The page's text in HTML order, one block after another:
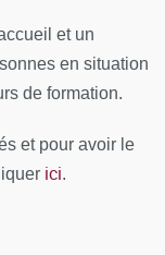
l’addiction
à
et un
en situation
de formation.
et pour avoir le
ici.